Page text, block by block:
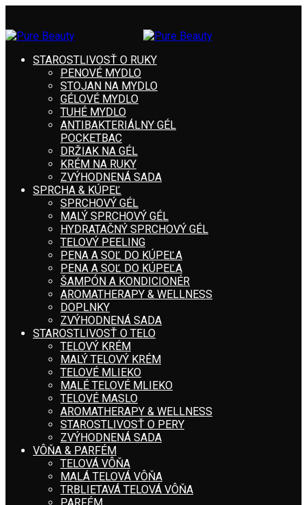
STAROSTLIVOSŤ O RUKY
PENOVÉ MYDLO
STOJAN NA MYDLO
GÉLOVÉ MYDLO
TUHÉ MYDLO
ANTIBAKTERIÁLNY GÉL
POCKETBAC
DRŽIAK NA GÉL
KRÉM NA RUKY
ZVÝHODNENÁ SADA
SPRCHA & KÚPEĽ
SPRCHOVÝ GÉL
MALÝ SPRCHOVÝ GÉL
HYDRATAČNÝ SPRCHOVÝ GÉL
TELOVÝ PEELING
PENA A SOĽ DO KÚPEĽA
PENA A SOĽ DO KÚPEĽA
ŠAMPÓN A KONDICIONÉR
AROMATHERAPY & WELLNESS
DOPLNKY
ZVÝHODNENÁ SADA
STAROSTLIVOSŤ O TELO
TELOVÝ KRÉM
MALÝ TELOVÝ KRÉM
TELOVÉ MLIEKO
MALÉ TELOVÉ MLIEKO
TELOVÉ MASLO
AROMATHERAPY & WELLNESS
STAROSTLIVOSŤ O PERY
ZVÝHODNENÁ SADA
VÔŇA & PARFÉM
TELOVÁ VÔŇA
MALÁ TELOVÁ VÔŇA
TRBLIETAVÁ TELOVÁ VÔŇA